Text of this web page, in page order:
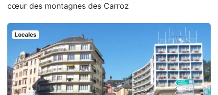
cœur des montagnes des Carroz
Locales